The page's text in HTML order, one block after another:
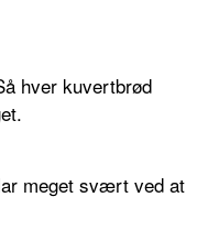
hver kuvertbrød
meget svært ved at